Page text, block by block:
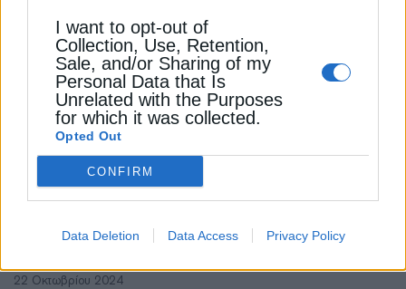
I want to opt-out of
Collection, Use, Retention,
Sale, and/or Sharing of my
Personal Data that Is
Unrelated with the Purposes
for which it was collected.
Opted Out
CONFIRM
Data Deletion Data Access Privacy Policy
ΠΕΤΡΕΛΑΙΟ
Ζάγκα: Όσα είπε για τη νοθεία στα
22 Οκτωβρίου 2024